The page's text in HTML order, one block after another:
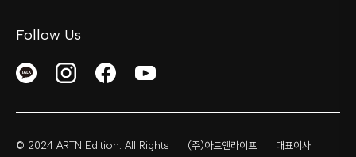
Follow Us
© 2024 ARTN Edition. All Rights
(주)아트앤라이프
대표이사